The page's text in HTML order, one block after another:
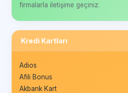
firmalarla iletişime geçiniz.
Kredi Kartları
Adios
Afili Bonus
Akbank Kart